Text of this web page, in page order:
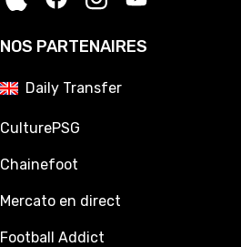
NOS PARTENAIRES
Daily Transfer
CulturePSG
Chainefoot
Mercato en direct
Football Addict